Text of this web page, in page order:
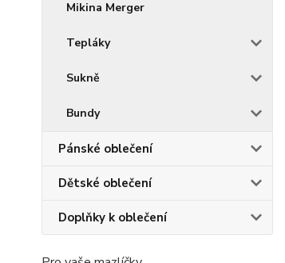
Mikina Merger
Tepláky
Sukně
Bundy
Pánské oblečení
Dětské oblečení
Doplňky k oblečení